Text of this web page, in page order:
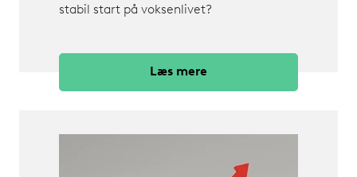
stabil start på voksenlivet?
Læs mere